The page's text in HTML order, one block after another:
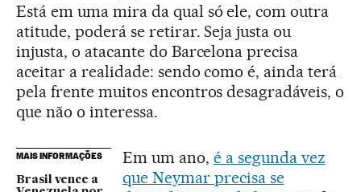
Está em uma mira da qual só ele, com outra
atitude, poderá se retirar. Seja justa ou
injusta, o atacante do Barcelona precisa
aceitar a realidade: sendo como é, ainda terá
pela frente muitos encontros desagradáveis, o
que não o interessa.
MAIS INFORMAÇÕES
Brasil vence a
Em um ano, é a segunda vez
que Neymar precisa se